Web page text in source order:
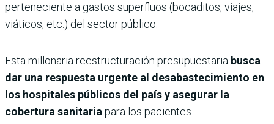
perteneciente a gastos superfluos (bocaditos, viajes,
viáticos, etc.) del sector público.
Esta millonaria reestructuración presupuestaria busca
dar una respuesta urgente al desabastecimiento en
los hospitales públicos del país y asegurar la
cobertura sanitaria para los pacientes.